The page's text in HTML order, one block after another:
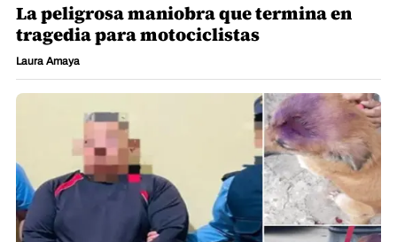
La peligrosa maniobra que termina en
tragedia para motociclistas
Laura Amaya